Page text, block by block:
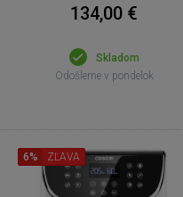
134,00 €
Skladom
Odošleme v pondelok
6% ZĽAVA